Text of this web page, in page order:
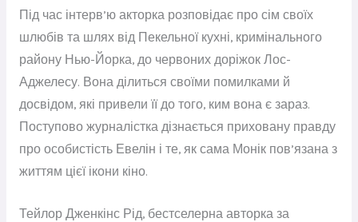
Під час інтерв’ю акторка розповідає про сім своїх
шлюбів та шлях від Пекельної кухні, кримінального
району Нью-Йорка, до червоних доріжок Лос-
Аджелесу. Вона ділиться своїми помилками й
досвідом, які привели її до того, ким вона є зараз.
Поступово журналістка дізнається приховану правду
про особистість Евелін і те, як сама Монік пов’язана з
життям цієї ікони кіно.
Тейлор Дженкінс Рід, бестселерна авторка за